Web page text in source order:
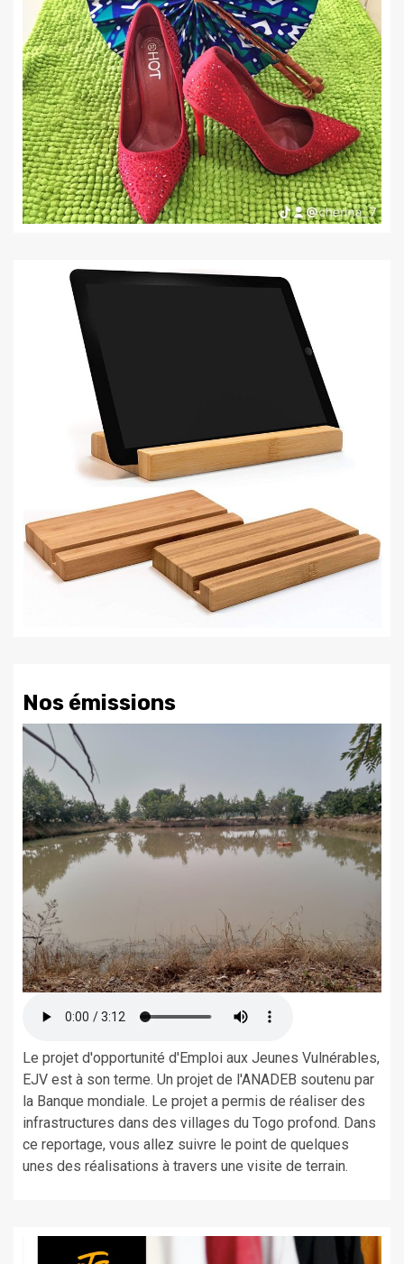
Nos émissions
Le projet d'opportunité d'Emploi aux Jeunes Vulnérables,
EJV est à son terme. Un projet de l'ANADEB soutenu par
la Banque mondiale. Le projet a permis de réaliser des
infrastructures dans des villages du Togo profond. Dans
ce reportage, vous allez suivre le point de quelques
unes des réalisations à travers une visite de terrain.